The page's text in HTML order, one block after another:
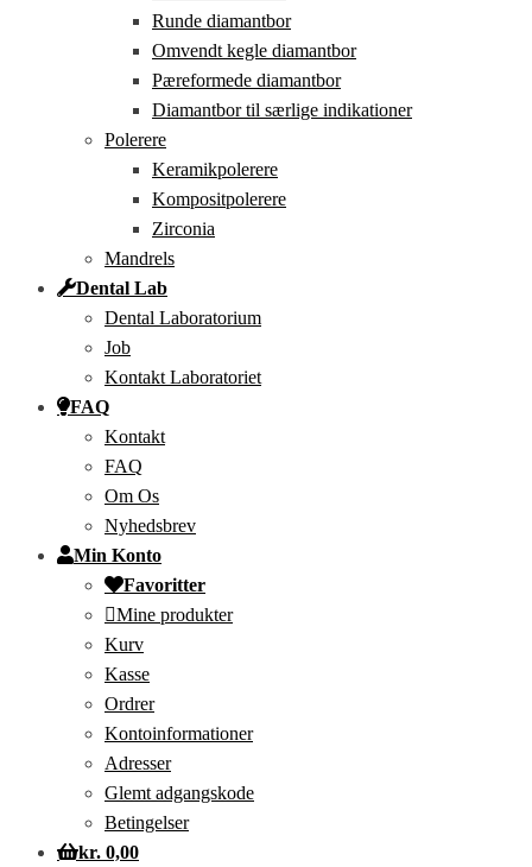
Runde diamantbor
Omvendt kegle diamantbor
Pæreformede diamantbor
Diamantbor til særlige indikationer
Polerere
Keramikpolerere
Kompositpolerere
Zirconia
Mandrels
Dental Lab
Dental Laboratorium
Job
Kontakt Laboratoriet
FAQ
Kontakt
FAQ
Om Os
Nyhedsbrev
Min Konto
Favoritter
Mine produkter
Kurv
Kasse
Ordrer
Kontoinformationer
Adresser
Glemt adgangskode
Betingelser
kr. 0,00